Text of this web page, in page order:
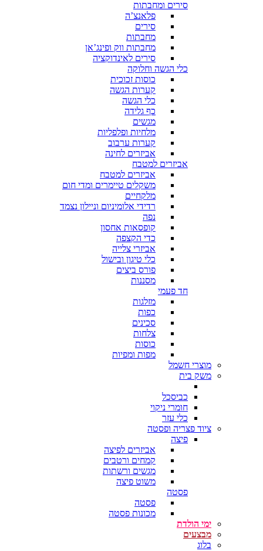
סירים ומחבתות
פלאנצ’ה
סירים
מחבתות
מחבתות ווק ופינג’אן
סירים לאינדוקציה
כלי הגשה וחלוקה
כוסות זכוכית
קערות הגשה
כלי הגשה
כף גלידה
מגשים
מלחיות ופלפליות
קערות ערבוב
אביזרים לחינה
אביזרים למטבח
אביזרים למטבח
משקלים טיימרים ומדי חום
מלקחיים
רדידי אלומיניום וניילון נצמד
נפה
קופסאות אחסון
כדי הקצפה
אביזרי צלייה
כלי טיגון ובישול
פורס ביצים
מסננות
חד פעמי
מזלגות
כפות
סכינים
צלחות
כוסות
מפות ומפיות
מוצרי חשמל
משק בית
כביסכל
חומרי ניקוי
כלי עזר
ציוד פצריה ופסטה
פיצה
אביזרים לפיצה
קמחים ורטבים
מגשים ורשתות
משוט פיצה
פסטה
פסטה
מכונות פסטה
ימי הולדת
מבצעים
בלוג